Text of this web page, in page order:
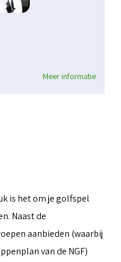
Meer informatie
is het om je golfspel
Naast de
aanbieden (waarbij
van de NGF)